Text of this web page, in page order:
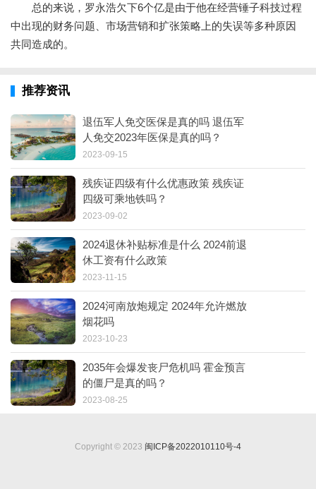
总的来说，罗永浩欠下6个亿是由于他在经营锤子科技过程
中出现的财务问题、市场营销和扩张策略上的失误等多种原因
共同造成的。
推荐资讯
退伍军人免交医保是真的吗 退伍军
人免交2023年医保是真的吗？
2023-09-15
残疾证四级有什么优惠政策 残疾证
四级可乘地铁吗？
2023-09-02
2024退休补贴标准是什么 2024前退
休工资有什么政策
2023-11-15
2024河南放炮规定 2024年允许燃放
烟花吗
2023-10-23
2035年会爆发丧尸危机吗 霍金预言
的僵尸是真的吗？
2023-08-25
Copyright © 2023 闽ICP备2022010110号-4